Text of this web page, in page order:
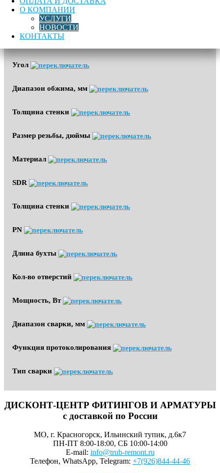
О КОМПАНИИ
УСЛУГИ
НОВОСТИ
КОНТАКТЫ
Диаметр
4,0
4,7
Угол
Диапазон обжима, мм
Толщина стенки
Размер резьбы, дюймы
Материал
SDR
Толщина стенки
PN
Длина бухты
Кол-во отверстий
Мощность, Вт
Диапазон сварки, мм
Функция протоколирования
Тип сварки
ДИСКОНТ-ЦЕНТР ФИТИНГОВ И АРМАТУРЫ
с доставкой по России
МО, г. Красногорск, Ильинский тупик, д.6к7
ПН-ПТ 8:00-18:00, СБ 10:00-14:00
E-mail: info@trub-remont.ru
Телефон, WhatsApp, Telegram: +7(926)844-44-46